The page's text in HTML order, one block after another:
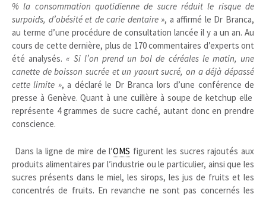
% la consommation quotidienne de sucre réduit le risque de
surpoids, d’obésité et de carie dentaire », a affirmé le Dr Branca,
au terme d’une procédure de consultation lancée il y a un an. Au
cours de cette dernière, plus de 170 commentaires d’experts ont
été analysés.« Si l’on prend un bol de céréales le matin, une
canette de boisson sucrée et un yaourt sucré, on a déjà dépassé
cette limite », a déclaré le Dr Branca lors d’une conférence de
presse à Genève. Quant à une cuillère à soupe de ketchup elle
représente 4 grammes de sucre caché, autant donc en prendre
conscience.
Dans la ligne de mire de l’OMS figurent les sucres rajoutés aux
produits alimentaires par l’industrie ou le particulier, ainsi que les
sucres présents dans le miel, les sirops, les jus de fruits et les
concentrés de fruits. En revanche ne sont pas concernés les